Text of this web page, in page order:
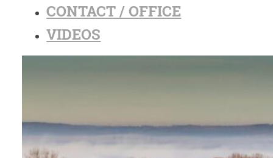
CONTACT / OFFICE
VIDEOS